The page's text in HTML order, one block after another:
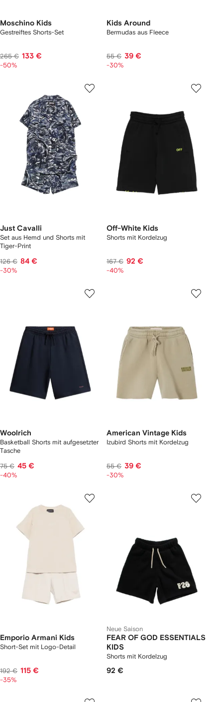
Moschino Kids
Gestreiftes Shorts-Set
265 € 133 €
-50%
Kids Around
Bermudas aus Fleece
55 € 39 €
-30%
Just Cavalli
Set aus Hemd und Shorts mit
Tiger-Print
126 € 84 €
-30%
Off-White Kids
Shorts mit Kordelzug
167 € 92 €
-40%
Woolrich
Basketball Shorts mit aufgesetzter
Tasche
75 € 45 €
-40%
American Vintage Kids
Izubird Shorts mit Kordelzug
55 € 39 €
-30%
Emporio Armani Kids
Short-Set mit Logo-Detail
192 € 115 €
-35%
Neue Saison
FEAR OF GOD ESSENTIALS
KIDS
Shorts mit Kordelzug
92 €